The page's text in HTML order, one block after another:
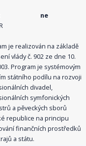
ne
je realizován na základě
vlády č. 902 ze dne 10.
Program je systémovým
státního podílu na rozvoji
divadel,
symfonických
a pěveckých sborů
republice na principu
finančních prostředků
a státu.